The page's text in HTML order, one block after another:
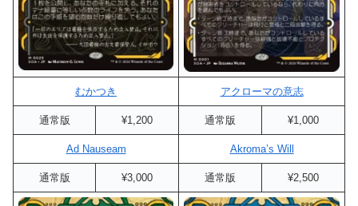
むかつき アクローマの意志
通常版 ¥1,200 通常版 ¥1,000
Ad Nauseam Akroma’s Will
通常版 ¥3,000 通常版 ¥2,500